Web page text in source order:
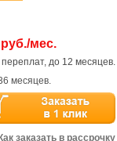
мес.
переплат, до 12 месяцев.
месяцев.
Как заказать в рассрочку